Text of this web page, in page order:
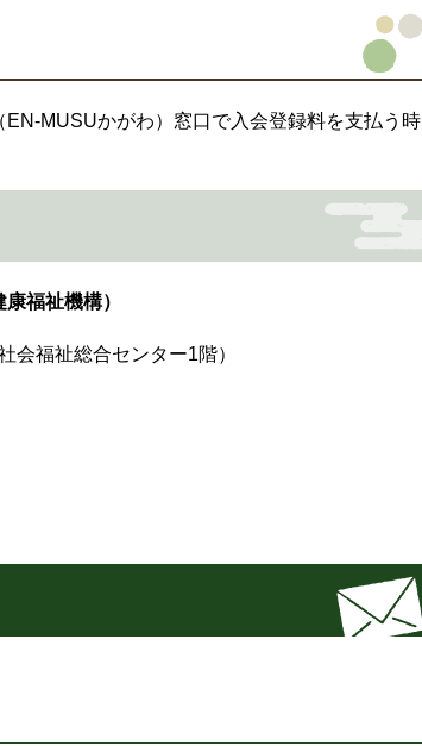
MUSUかがわ）窓口で入会登録料を支払う時
福祉機構）
福祉総合センター1階）